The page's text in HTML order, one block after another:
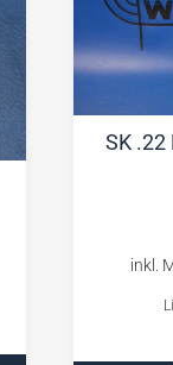
SK .22